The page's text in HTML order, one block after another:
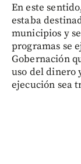
En este
estaba
municipios y
programas se
Gobernación
uso del dinero
ejecución sea